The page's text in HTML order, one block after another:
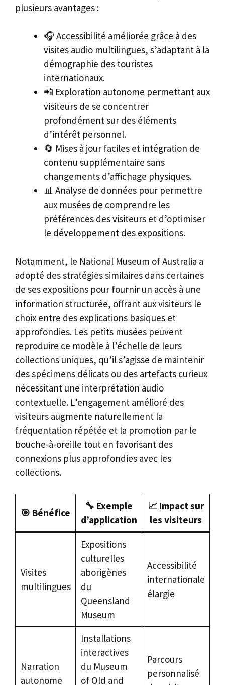
plusieurs avantages :
🎧 Accessibilité améliorée grâce à des
visites audio multilingues, s’adaptant à la
démographie des touristes
internationaux.
📲 Exploration autonome permettant aux
visiteurs de se concentrer
profondément sur des éléments
d’intérêt personnel.
🔄 Mises à jour faciles et intégration de
contenu supplémentaire sans
changements d’affichage physiques.
📊 Analyse de données pour permettre
aux musées de comprendre les
préférences des visiteurs et d’optimiser
le développement des expositions.
Notamment, le National Museum of Australia a
adopté des stratégies similaires dans certaines
de ses expositions pour fournir un accès à une
information structurée, offrant aux visiteurs le
choix entre des explications basiques et
approfondies. Les petits musées peuvent
reproduire ce modèle à l’échelle de leurs
collections uniques, qu’il s’agisse de maintenir
des spécimens délicats ou des artefacts curieux
nécessitant une interprétation audio
contextuelle. L’engagement amélioré des
visiteurs augmente naturellement la
fréquentation répétée et la promotion par le
bouche-à-oreille tout en favorisant des
connexions plus approfondies avec les
collections.
🎯 Bénéfice
🔧 Exemple
d’application
📈 Impact sur
les visiteurs
Visites
multilingues
Expositions
culturelles
aborigènes
du
Queensland
Museum
Accessibilité
internationale
élargie
Narration
autonome
Installations
interactives
du Museum
of Old and
Parcours
personnalisé